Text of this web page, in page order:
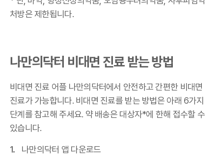
처방은 제한됩니다.
나만의닥터 비대면 진료 받는 방법
비대면 진료 어플 나만의닥터에서 안전하고 간편한 비대면
진료가 가능합니다. 비대면 진료를 받는 방법은 아래 6가지
단계를 참고해 주세요. 약 배송은 대상자*에 한해 접수할 수
있습니다.
나만의닥터 앱 다운로드